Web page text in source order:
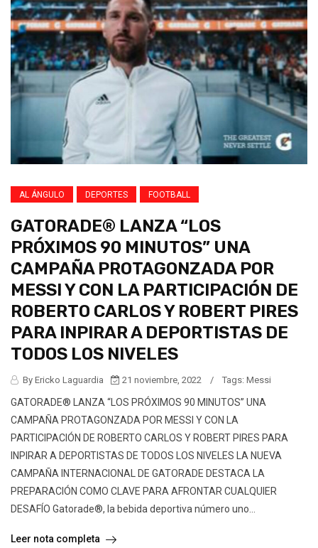
AL ÁNGULO DEPORTES FOOTBALL
GATORADE®️ LANZA “LOS
PRÓXIMOS 90 MINUTOS” UNA
CAMPAÑA PROTAGONZADA POR
MESSI Y CON LA PARTICIPACIÓN DE
ROBERTO CARLOS Y ROBERT PIRES
PARA INPIRAR A DEPORTISTAS DE
TODOS LOS NIVELES
By Ericko Laguardia 21 noviembre, 2022 / Tags: Messi
GATORADE®️ LANZA “LOS PRÓXIMOS 90 MINUTOS” UNA
CAMPAÑA PROTAGONZADA POR MESSI Y CON LA
PARTICIPACIÓN DE ROBERTO CARLOS Y ROBERT PIRES PARA
INPIRAR A DEPORTISTAS DE TODOS LOS NIVELES LA NUEVA
CAMPAÑA INTERNACIONAL DE GATORADE DESTACA LA
PREPARACIÓN COMO CLAVE PARA AFRONTAR CUALQUIER
DESAFÍO Gatorade®️, la bebida deportiva número uno...
Leer nota completa